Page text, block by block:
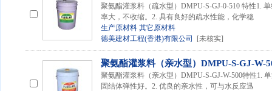
聚氨酯灌浆料（疏水型）DMPU-S-GJ-0-510 特性1.
率大，不收缩。2. 具有良好的疏水性能，化学稳
生产原材料 其它原材料
德美建材工程(香港)有限公司
[未核实]
聚氨酯灌浆料（亲水型）DMPU-S-GJ-W-
聚氨酯灌浆料（亲水型）DMPU-S-GJ-W-500特性1.
固结体弹性好。2. 优良的亲水性，可与水反应迅